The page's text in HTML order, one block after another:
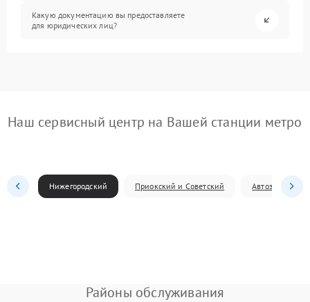
Какую документацию вы предоставляете
для юридических лиц?
Наш сервисный центр на Вашей станции метро
Нижегородский Приокский и Советский Автозаводский
Районы обслуживания